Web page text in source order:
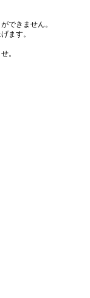
できません。
ます。
。